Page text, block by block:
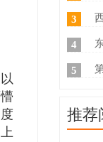
3 西
4
5 第
推荐